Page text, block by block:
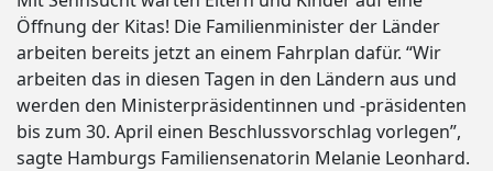
Öffnung der Kitas! Die Familienminister der Länder
arbeiten bereits jetzt an einem Fahrplan dafür. “Wir
arbeiten das in diesen Tagen in den Ländern aus und
werden den Ministerpräsidentinnen und -präsidenten
bis zum 30. April einen Beschlussvorschlag vorlegen”,
sagte Hamburgs Familiensenatorin Melanie Leonhard.